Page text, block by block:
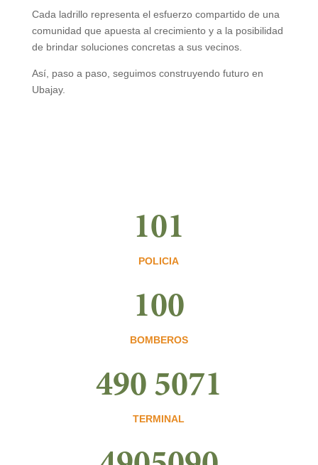
Cada ladrillo representa el esfuerzo compartido de una
comunidad que apuesta al crecimiento y a la posibilidad
de brindar soluciones concretas a sus vecinos.
Así, paso a paso, seguimos construyendo futuro en
Ubajay.
101
POLICIA
100
BOMBEROS
490 5071
TERMINAL